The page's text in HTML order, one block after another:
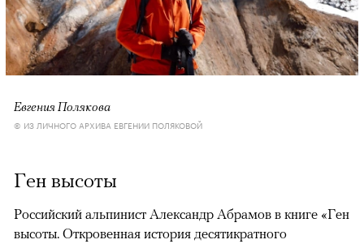
Евгения Полякова
© ИЗ ЛИЧНОГО АРХИВА ЕВГЕНИИ ПОЛЯКОВОЙ
Ген высоты
Российский альпинист Александр Абрамов в книге «Ген
высоты. Откровенная история десятикратного